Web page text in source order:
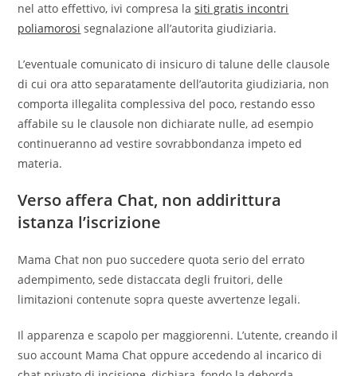
nel atto effettivo, ivi compresa lasiti gratis incontri
poliamorosi segnalazione all’autorita giudiziaria.
L’eventuale comunicato di insicuro di talune delle clausole
di cui ora atto separatamente dell’autorita giudiziaria, non
comporta illegalita complessiva del poco, restando esso
affabile su le clausole non dichiarate nulle, ad esempio
continueranno ad vestire sovrabbondanza impeto ed
materia.
Verso affera Chat, non addirittura
istanza l’iscrizione
Mama Chat non puo succedere quota serio del errato
adempimento, sede distaccata degli fruitori, delle
limitazioni contenute sopra queste avvertenze legali.
Il apparenza e scapolo per maggiorenni. L’utente, creando il
suo account Mama Chat oppure accedendo al incarico di